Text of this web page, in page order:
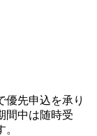
優先申込を承り
間中は随時受